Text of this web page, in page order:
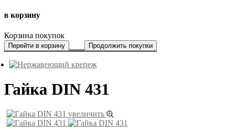
в корзину
Корзина покупок
Перейти в корзину Продолжить покупки
Гайка DIN 431
увеличить